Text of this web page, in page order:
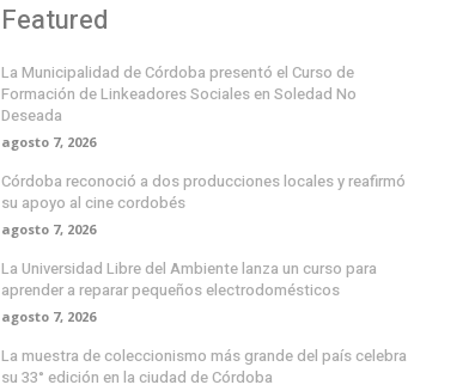
Featured
La Municipalidad de Córdoba presentó el Curso de
Formación de Linkeadores Sociales en Soledad No
Deseada
agosto 7, 2026
Córdoba reconoció a dos producciones locales y reafirmó
su apoyo al cine cordobés
agosto 7, 2026
La Universidad Libre del Ambiente lanza un curso para
aprender a reparar pequeños electrodomésticos
agosto 7, 2026
La muestra de coleccionismo más grande del país celebra
su 33° edición en la ciudad de Córdoba